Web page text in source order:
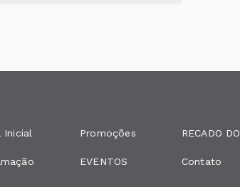
Inicial Promoções
EVENTOS
RECADO
Contato